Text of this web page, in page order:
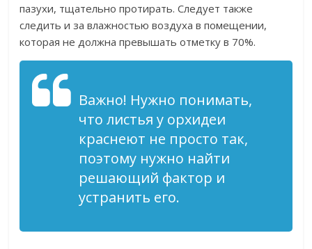
пазухи, тщательно протирать. Следует также
следить и за влажностью воздуха в помещении,
которая не должна превышать отметку в 70%.
Важно! Нужно понимать,
что листья у орхидеи
краснеют не просто так,
поэтому нужно найти
решающий фактор и
устранить его.